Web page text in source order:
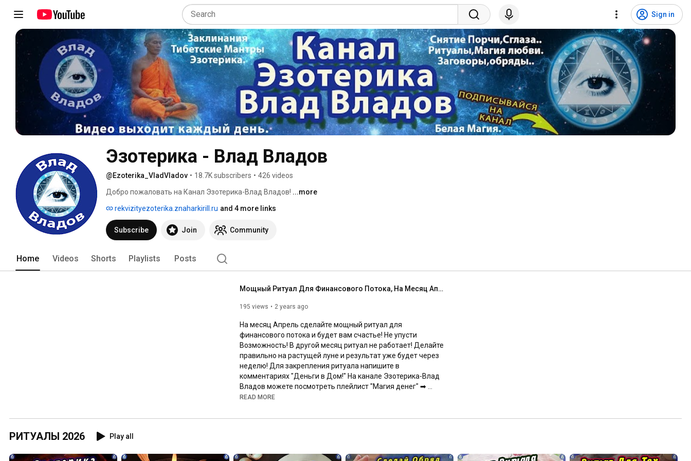
Sign in
Эзотерика - Влад Владов
@Ezoterika_VladVladov • 18.7K subscribers • 426 videos
Добро пожаловать на Канал Эзотерика-Влад Владов! ...more
rekvizityezoterika.znaharkirill.ru and 4 more links
Subscribe Join Community
Home Videos Shorts Playlists Posts
Мощный Ритуал Для Финансового Потока, На Месяц Апрель! $ Не Упусти Возможность! $ Эзотерика-Влад $
195 views 2 years ago
На месяц Апрель сделайте мощный ритуал для
финансового потока и будет вам счастье! Не упусти
Возможность! В другой месяц ритуал не работает! Делайте
правильно на растущей луне и результат уже будет через
неделю! Для закрепления ритуала напишите в
комментариях "Деньги в Дом!" На канале Эзотерика-Влад
https://www.youtube.com/playlist?list...
***********************
2) "Магические мантры-заклинания Тибета" ➡
READ MORE
РИТУАЛЫ 2026 Play all